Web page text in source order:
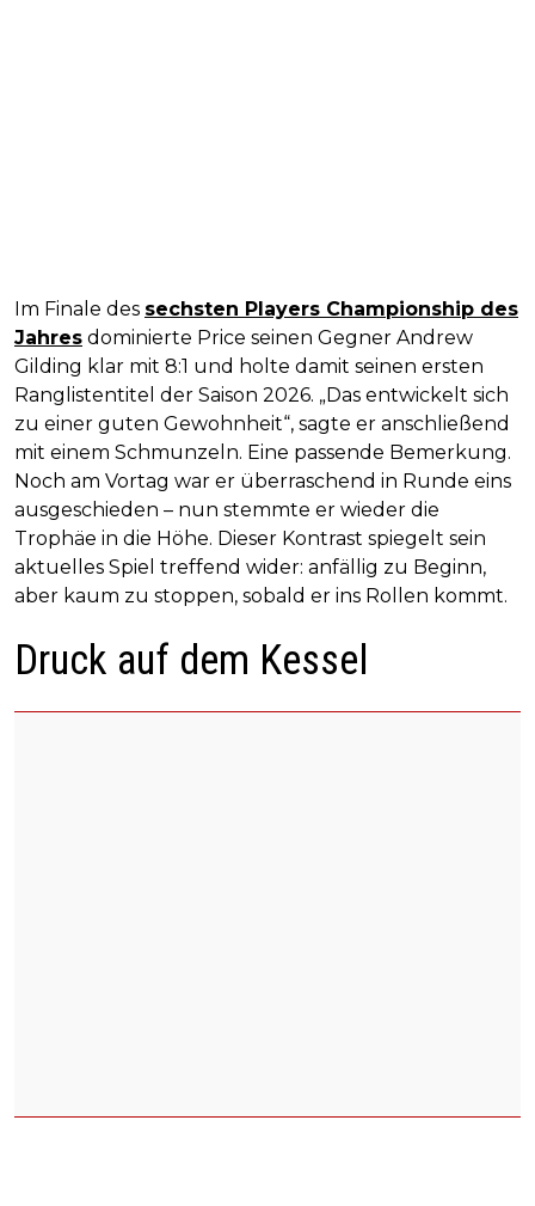
Im Finale des sechsten Players Championship des
Jahres dominierte Price seinen Gegner Andrew
Gilding klar mit 8:1 und holte damit seinen ersten
Ranglistentitel der Saison 2026. „Das entwickelt sich
zu einer guten Gewohnheit“, sagte er anschließend
mit einem Schmunzeln. Eine passende Bemerkung.
Noch am Vortag war er überraschend in Runde eins
ausgeschieden – nun stemmte er wieder die
Trophäe in die Höhe. Dieser Kontrast spiegelt sein
aktuelles Spiel treffend wider: anfällig zu Beginn,
aber kaum zu stoppen, sobald er ins Rollen kommt.
Druck auf dem Kessel